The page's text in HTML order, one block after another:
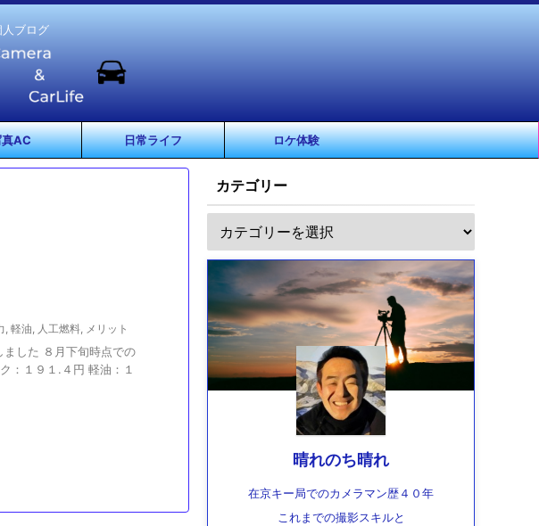
ブログ
AC 日常ライフ ロケ体験
軽油 人工燃料 メリット
ました ８月下旬時点での
：１９１.４円 軽油：１
カテゴリー
晴れのち晴れ
在京キー局でのカメラマン歴４０年
これまでの撮影スキルと